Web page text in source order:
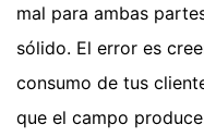
mal para ambas
sólido. El error es
consumo de tus
que el campo